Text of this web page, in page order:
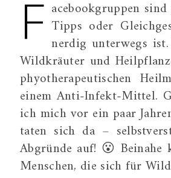
F acebookgruppen
Tipps oder
nerdig unterwegs
Wildkräuter und
phyotherapeutischen
einem Anti-Infekt-Mittel.
ich mich vor ein paar
taten sich da –
Abgründe auf! 😮 Beinahe
Menschen, die sich für